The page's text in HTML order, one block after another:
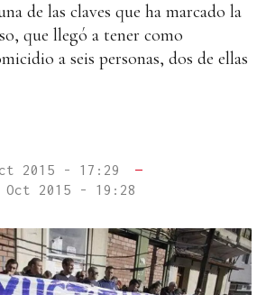
de las claves que ha marcado la
que llegó a tener como
a seis personas, dos de ellas
2015 - 17:29
—
Oct 2015 - 19:28